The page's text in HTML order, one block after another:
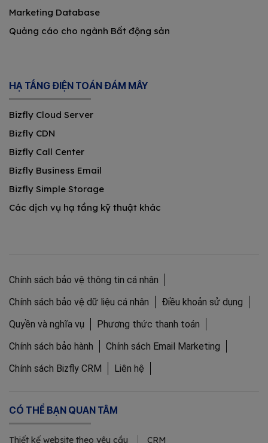
Marketing Database
Quảng cáo cho ngành Bất động sản
HẠ TẦNG ĐIỆN TOÁN ĐÁM MÂY
Bizfly Cloud Server
Bizfly CDN
Bizfly Call Center
Bizfly Business Email
Bizfly Simple Storage
Các dịch vụ hạ tầng kỹ thuật khác
Chính sách bảo vệ thông tin cá nhân
Chính sách bảo vệ dữ liệu cá nhân
Điều khoản sử dụng
Quyền và nghĩa vụ
Phương thức thanh toán
Chính sách bảo hành
Chính sách Email Marketing
Chính sách Bizfly CRM
Liên hệ
CÓ THỂ BẠN QUAN TÂM
Thiết kế website theo yêu cầu CRM